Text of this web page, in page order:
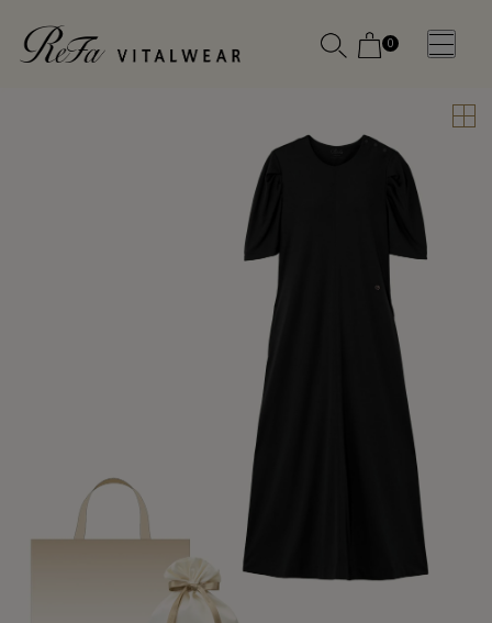
0
SLEEP WEAR
アクセ
カル
ピロー
SERVICE
SLEEP WEAR
アクセ
カル
ピロー
SERVICE